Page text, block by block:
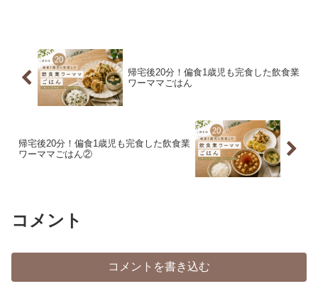
帰宅後20分！偏食1歳児も完食した飲食業
ワーママごはん
帰宅後20分！偏食1歳児も完食した飲食業
ワーママごはん②
コメント
コメントを書き込む